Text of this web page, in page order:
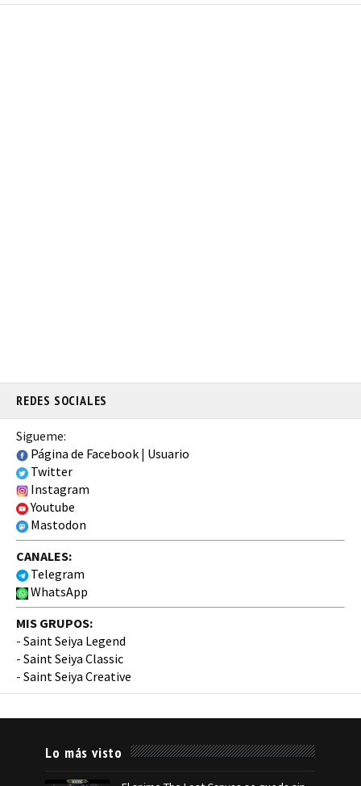
REDES SOCIALES
Sigueme:
Página de Facebook | Usuario
Twitter
Instagram
Youtube
Mastodon
CANALES:
Telegram
WhatsApp
MIS GRUPOS:
- Saint Seiya Legend
- Saint Seiya Classic
- Saint Seiya Creative
Lo más visto